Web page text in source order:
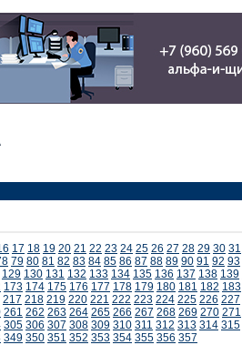
17 18 19 20 21 22 23 24 25 26 27 28 29 30 31
79 80 81 82 83 84 85 86 87 88 89 90 91 92 93
129 130 131 132 133 134 135 136 137 138 139
173 174 175 176 177 178 179 180 181 182 183
217 218 219 220 221 222 223 224 225 226 227
261 262 263 264 265 266 267 268 269 270 271
305 306 307 308 309 310 311 312 313 314 315
349 350 351 352 353 354 355 356 357